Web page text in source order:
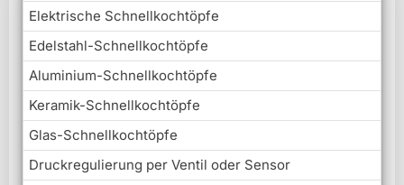
Elektrische Schnellkochtöpfe
Edelstahl-Schnellkochtöpfe
Aluminium-Schnellkochtöpfe
Keramik-Schnellkochtöpfe
Glas-Schnellkochtöpfe
Druckregulierung per Ventil oder Sensor